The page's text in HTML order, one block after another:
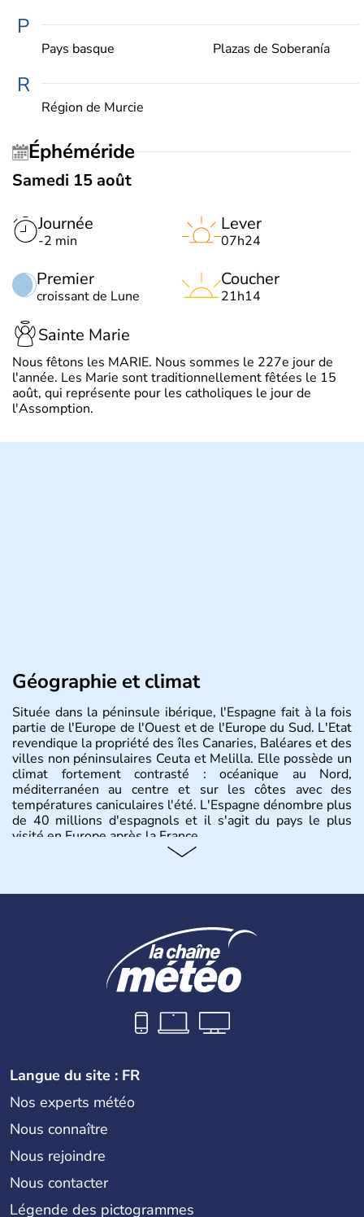
P
Pays basque Plazas de Soberanía
R
Région de Murcie
Éphéméride
Samedi 15 août
Journée
-2 min
Premier
croissant de Lune
Lever
07h24
Coucher
21h14
Sainte Marie
Nous fêtons les MARIE. Nous sommes le 227e jour de
l'année. Les Marie sont traditionnellement fêtées le 15
août, qui représente pour les catholiques le jour de
l'Assomption.
Géographie et climat
Située dans la péninsule ibérique, l'Espagne fait à la fois
partie de l'Europe de l'Ouest et de l'Europe du Sud. L'Etat
revendique la propriété des îles Canaries, Baléares et des
villes non péninsulaires Ceuta et Melilla. Elle possède un
climat fortement contrasté : océanique au Nord,
méditerranéen au centre et sur les côtes avec des
températures caniculaires l'été. L'Espagne dénombre plus
de 40 millions d'espagnols et il s'agit du pays le plus
visité en Europe après la France.
Le territoire espagnol a tout d'abord été occupé par les
envahissent la péninsule au IIe siècle avant J.C et
apportent leur langue ainsi que leur religion. L'Espagne
s'impose comme la première puissance de l'Europe au
XIème siècle et le reste pendant plus de 100 ans. Madrid
rejoint le pays à partir de 1801 après avoir appartenu au
Portugal. Cette monarchie constitutionnelle intègre
l'Union Européenne en 1986.
Langue du site : FR
Nos experts météo
Nous connaître
Nous rejoindre
Nous contacter
Légende des pictogrammes